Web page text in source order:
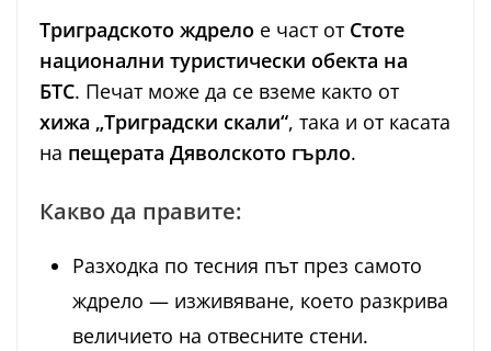
Триградското ждрело е част от Стоте
национални туристически обекта на
БТС. Печат може да се вземе както от
хижа „Триградски скали“, така и от касата
на пещерата Дяволското гърло.
Какво да правите:
Разходка по тесния път през самото
ждрело — изживяване, което разкрива
величието на отвесните стени.